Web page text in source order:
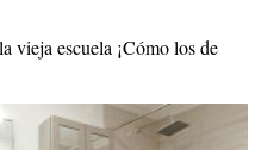
vieja escuela ¡Cómo los de